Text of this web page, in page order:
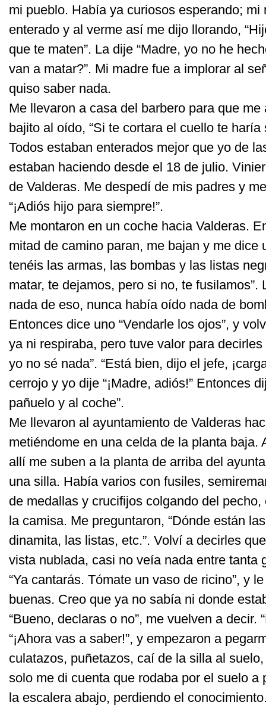
mi pueblo. Había ya curiosos esperando; mi
enterado y al verme así me dijo llorando,
que te maten”. La dije “Madre, yo no he
van a matar?”. Mi madre fue a implorar al
quiso saber nada.
Me llevaron a casa del barbero para que
bajito al oído, “Si te cortara el cuello te haría
Todos estaban enterados mejor que yo de
estaban haciendo desde el 18 de julio.
de Valderas. Me despedí de mis padres y
“¡Adiós hijo para siempre!”.
Me montaron en un coche hacia Valderas.
mitad de camino paran, me bajan y me dice
tenéis las armas, las bombas y las listas
matar, te dejamos, pero si no, te
nada de eso, nunca había oído nada de
Entonces dice uno “Vendarle los ojos”, y
ya ni respiraba, pero tuve valor para
yo no sé nada”. “Está bien, dijo el jefe,
cerrojo y yo dije “¡Madre, adiós!” Entonces
pañuelo y al coche”.
Me llevaron al ayuntamiento de Valderas
metiéndome en una celda de la planta baja.
allí me suben a la planta de arriba del
una silla. Había varios con fusiles,
de medallas y crucifijos colgando del
la camisa. Me preguntaron, “Dónde están
dinamita, las listas, etc.”. Volví a decirles
vista nublada, casi no veía nada entre tanta
“Ya cantarás. Tómate un vaso de ricino”, y
buenas. Creo que ya no sabía ni donde
“Bueno, declaras o no”, me vuelven a decir.
“¡Ahora vas a saber!”, y empezaron a
culatazos, puñetazos, caí de la silla al
solo me di cuenta que rodaba por el suelo a
la escalera abajo, perdiendo el